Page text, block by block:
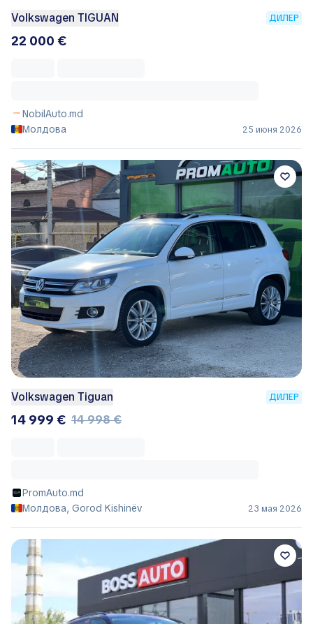
Volkswagen TIGUAN ДИЛЕР
22 000 €
NobilAuto.md
Молдова
25 июня 2026
Volkswagen Tiguan ДИЛЕР
14 999 € 14 998 €
PromAuto.md
Молдова, Gorod Kishinëv
23 мая 2026